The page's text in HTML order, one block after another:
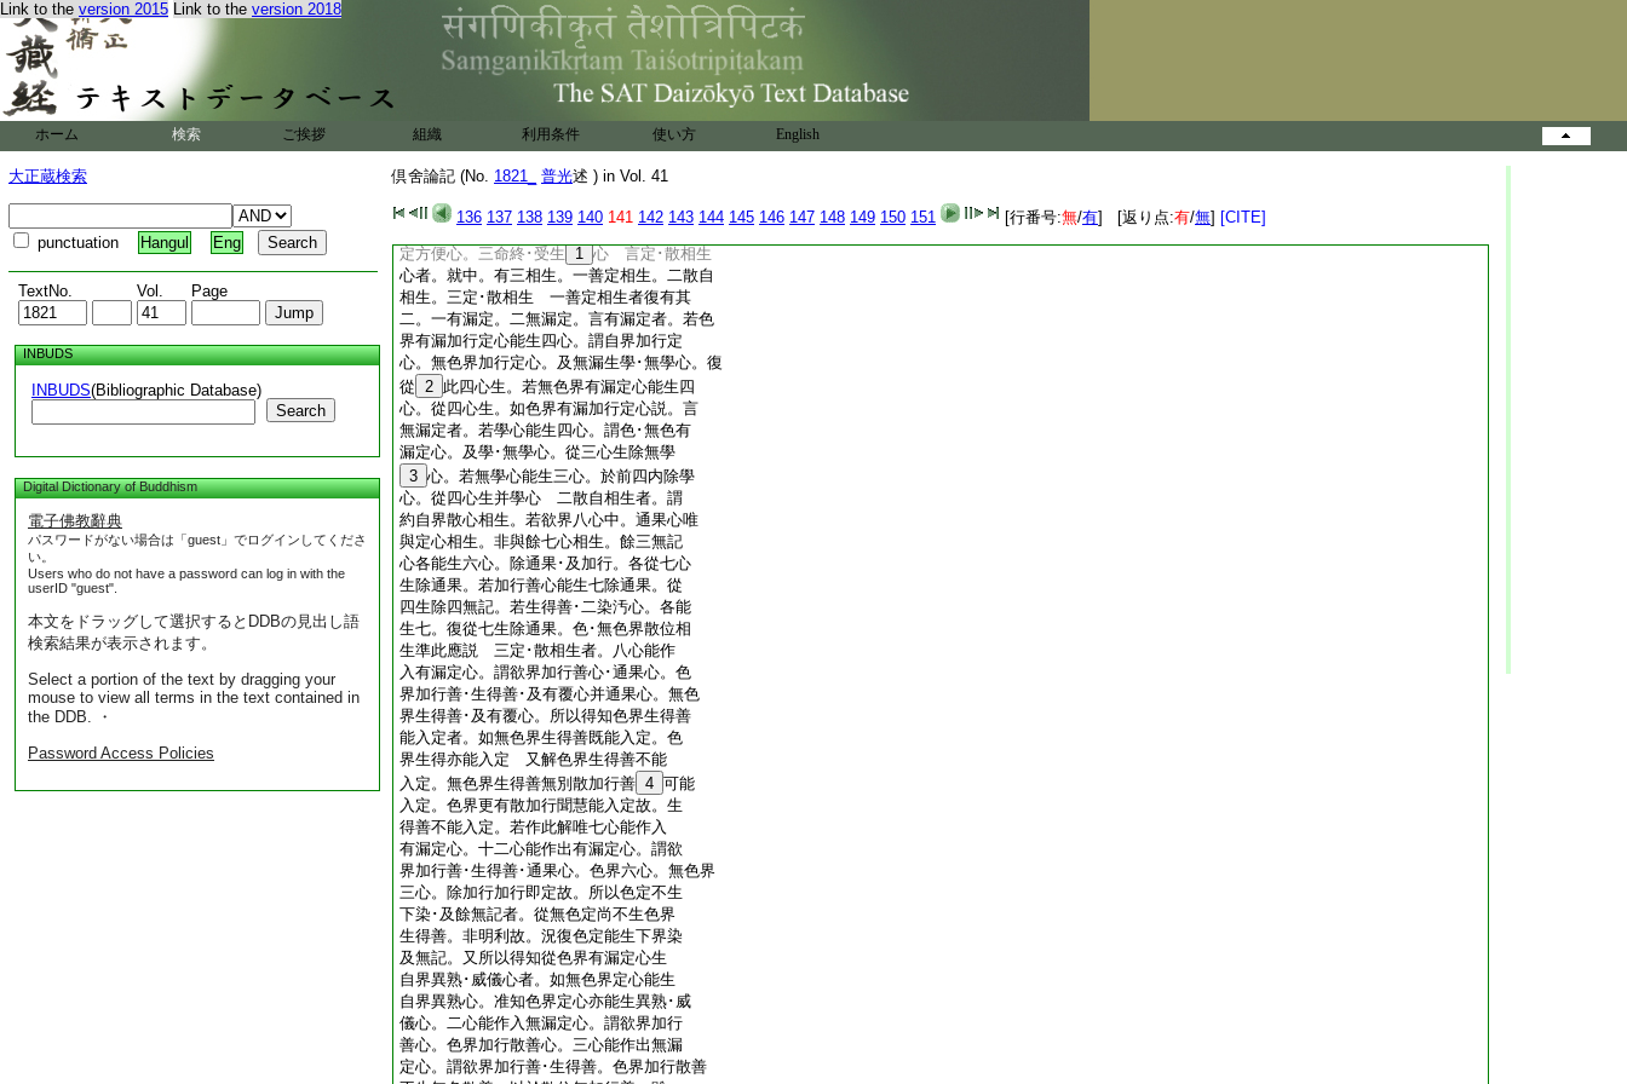
Link to the version 2015 Link to the version 2018
ホーム 検索 ご挨拶 組織 利用条件 使い方 English
大正蔵検索
punctuation Hangul Eng
TextNo. Vol. Page
INBUDS
INBUDS(Bibliographic Database)
Search
Digital Dictionary of Buddhism
電子佛教辭典
パスワードがない場合は「guest」でログインしてくださ
い。
Users who do not have a password can log in with the
userID "guest".
本文をドラッグして選択するとDDBの見出し語
検索結果が表示されます。
Select a portion of the text by dragging your
mouse to view all terms in the text contained in
the DDB. ・
Password Access Policies
倶舍論記 (No. 1821_ 普光述 ) in Vol. 41
136 137 138 139 140 141 142 143 144 145 146 147 148 149 150 151 [行番号:無/有] [返り点:有/無] [CITE]
有十二心者。就答中。一明十二心。二明二
十心 就十二心中。一列十二心。二 14
正辨
相生。此下列十二心。總擧數答｣ 云何
十二者。問｣ 頌曰至合成十二者。答。數可
擧頌略述。初四句欲 15 界四心。次六句色界三
明諸心相生略依二十心三 16
門分別。十二
之與二十開･合爲異。體無寛･狹。二十數廣
故就彼明。言三＊門者一定･散相生心。二防
定方便心。三命終･受生
1 心 言定･散相生
心者。就中。有三相生。一善定相生。二散自
相生。三定･散相生 一善定相生者復有其
二。一有漏定。二無漏定。言有漏定者。若色
界有漏加行定心能生四心。謂自界加行定
心。無色界加行定心。及無漏生學･無學心。復
從 2 此四心生。若無色界有漏定心能生四
心。從四心生。如色界有漏加行定心説。言
無漏定者。若學心能生四心。謂色･無色有
漏定心。及學･無學心。從三心生除無學
3 心。若無學心能生三心。於前四内除學
心。從四心生并學心 二散自相生者。謂
約自界散心相生。若欲界八心中。通果心唯
與定心相生。非與餘七心相生。餘三無記
心各能生六心。除通果･及加行。各從七心
生除通果。若加行善心能生七除通果。從
四生除四無記。若生得善･二染汚心。各能
生七。復從七生除通果。色･無色界散位相
生準此應説 三定･散相生者。八心能作
入有漏定心。謂欲界加行善心･通果心。色
界加行善･生得善･及有覆心并通果心。無色
界生得善･及有覆心。所以得知色界生得善
能入定者。如無色界生得善既能入定。色
界生得亦能入定 又解色界生得善不能
入定。無色界生得善無別散加行善 4 可能
入定。色界更有散加行聞慧能入定故。生
得善不能入定。若作此解唯七心能作入
有漏定心。十二心能作出有漏定心。謂欲
界加行善･生得善･通果心。色界六心。無色界
三心。除加行加行即定故。所以色定不生
下染･及餘無記者。從無色定尚不生色界
生得善。非明利故。況復色定能生下界染
及無記。又所以得知從色界有漏定心生
自界異熟･威儀心者。如無色界定心能生
自界異熟心。准知色界定心亦能生異熟･威
儀心。二心能作入無漏定心。謂欲界加行
善心。色界加行散善心。三心能作出無漏
定心。謂欲界加行善･生得善。色界加行散善